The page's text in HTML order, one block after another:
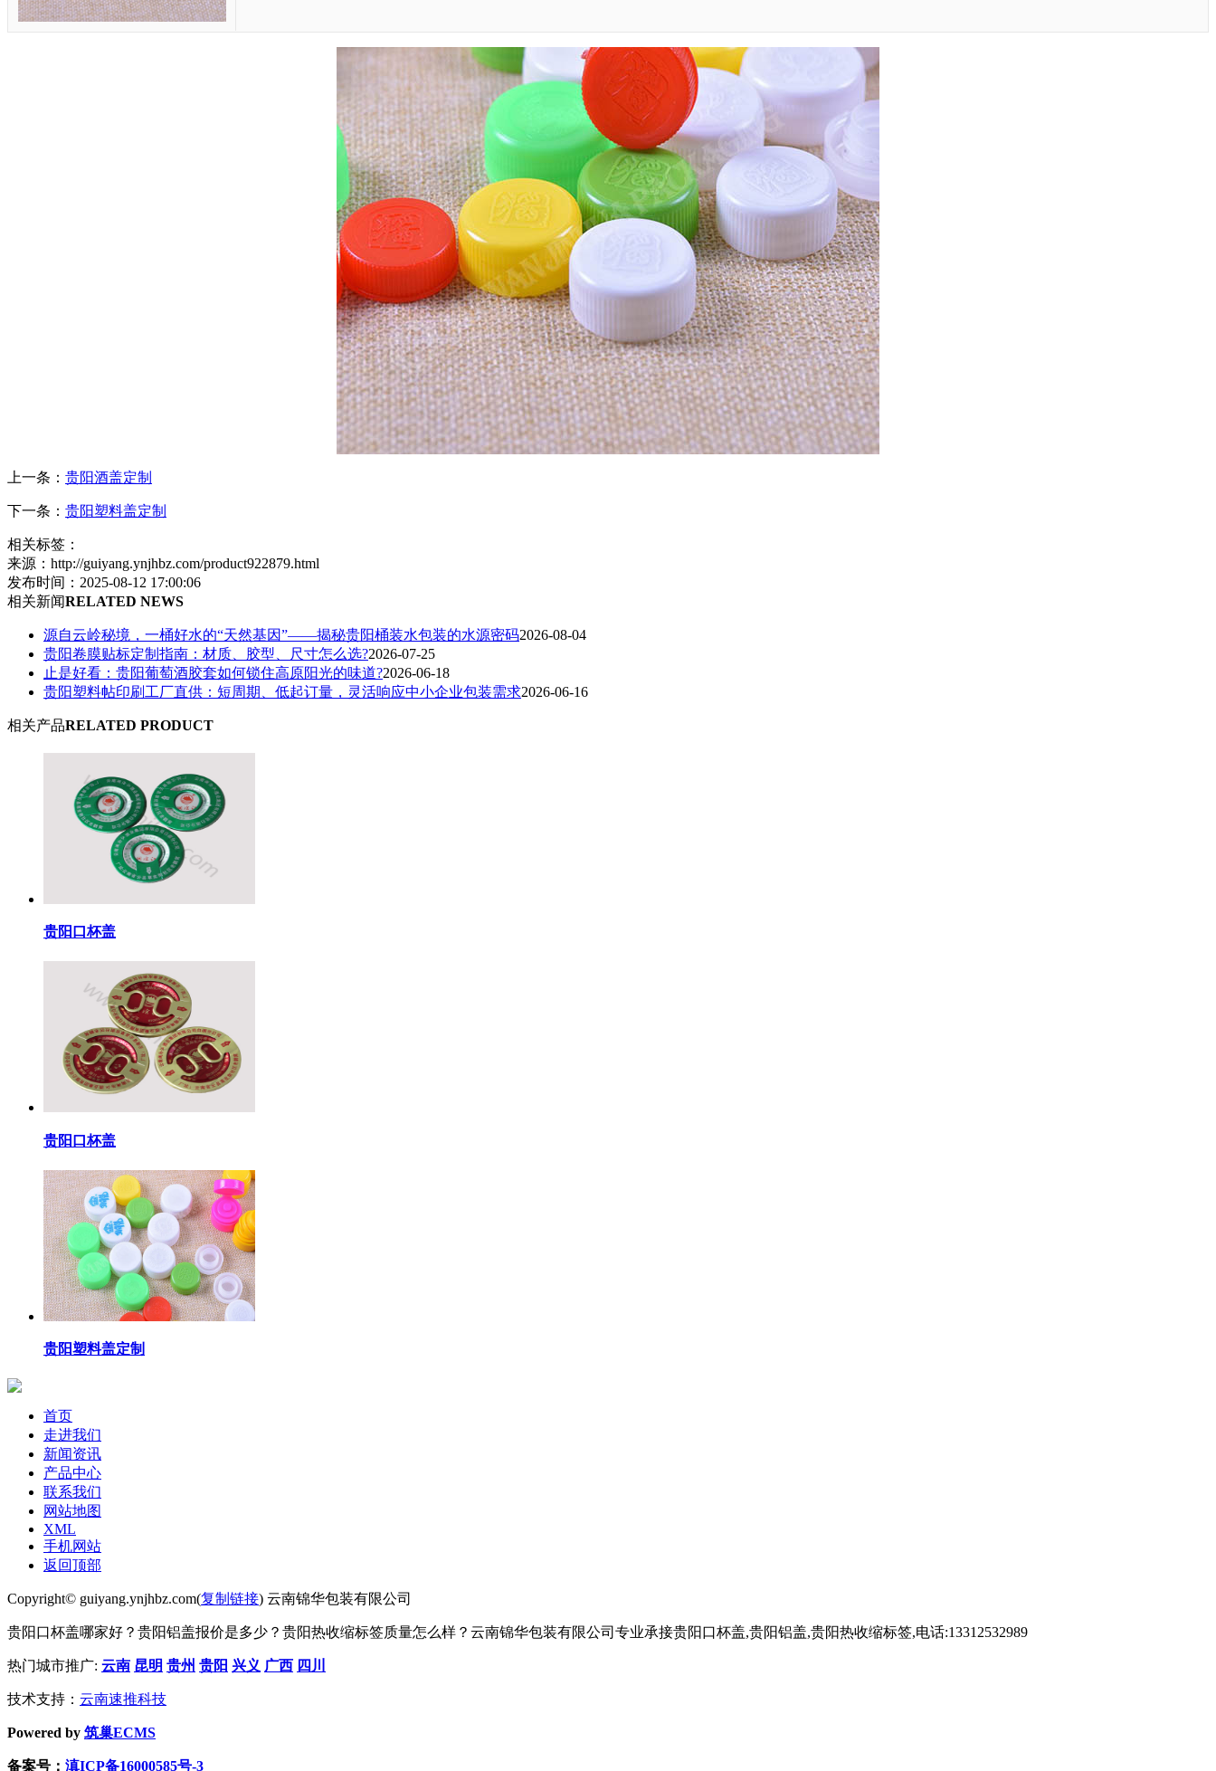
上一条： 贵阳酒盖定制
下一条： 贵阳塑料盖定制
相关标签：
来源：http://guiyang.ynjhbz.com/product922879.html
发布时间：2025-08-12 17:00:06
相关新闻RELATED NEWS
源自云岭秘境，一桶好水的“天然基因”——揭秘贵阳桶装水包装的水源密码2026-08-04
贵阳卷膜贴标定制指南：材质、胶型、尺寸怎么选?2026-07-25
止是好看：贵阳葡萄酒胶套如何锁住高原阳光的味道?2026-06-18
贵阳塑料帖印刷工厂直供：短周期、低起订量，灵活响应中小企业包装需求2026-06-16
相关产品RELATED PRODUCT
贵阳口杯盖
贵阳口杯盖
贵阳塑料盖定制
首页
走进我们
新闻资讯
产品中心
联系我们
网站地图
XML
手机网站
返回顶部
Copyright© guiyang.ynjhbz.com(复制链接) 云南锦华包装有限公司
贵阳口杯盖哪家好？贵阳铝盖报价是多少？贵阳热收缩标签质量怎么样？云南锦华包装有限公司专业承接贵阳口杯盖,贵阳铝盖,贵阳热收缩标签,电话:13312532989
热门城市推广: 云南 昆明 贵州 贵阳 兴义 广西 四川
技术支持： 云南速推科技
Powered by 筑巢ECMS
备案号： 滇ICP备16000585号-3